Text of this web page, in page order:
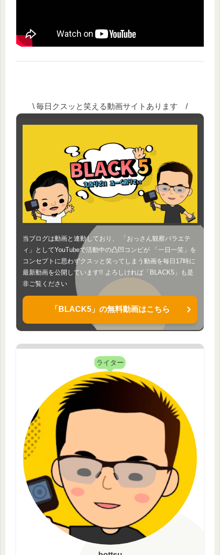
\ 毎日クスッと笑える動画サイトあります /
当ブログは動画と連動しており、 「おっさん観察バラエテ
ィ」としてYouTubeで活動中の凸凹コンビが 「一日一笑」を
コンセプトに思わずクスッと笑ってしまう動画を毎日17時に
最新動画を公開しています!! よろしければ「BLACK5」も是
非ご覧ください
「BLACK5」の無料動画はこちら
ライター